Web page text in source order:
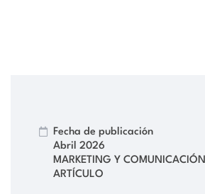
Fecha de publicación
Abril 2026
MARKETING Y COMUNICACIÓN
ARTÍCULO